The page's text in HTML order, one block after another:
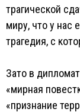
трагической
миру, что у нас
трагедия, с
Зато в
«мирная
«признание